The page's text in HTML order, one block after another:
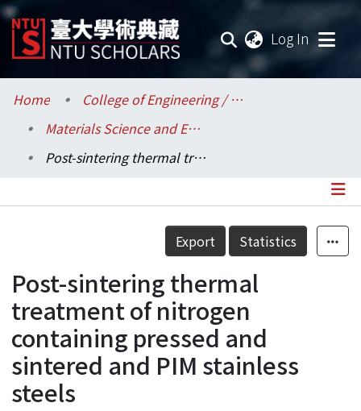
Log In
Communities & Collections
Research Outputs
Statistics
Home
College of Engineering / 工學院
Materials Science and Engineering / 材料科學與工程學系
Post-sintering thermal treatment of nitrogen containing pressed and sintered and PIM stainless steels
Details
Export Statistics
Post-sintering thermal
treatment of nitrogen
containing pressed and
sintered and PIM stainless
steels